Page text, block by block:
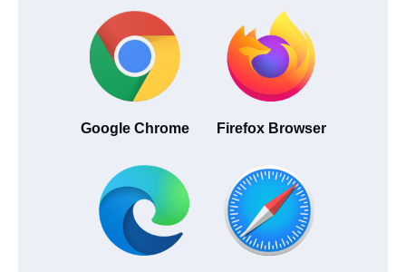
Google Chrome Firefox Browser